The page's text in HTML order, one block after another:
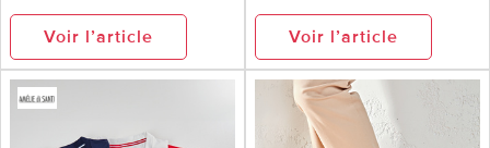
Voir l’article Voir l’article